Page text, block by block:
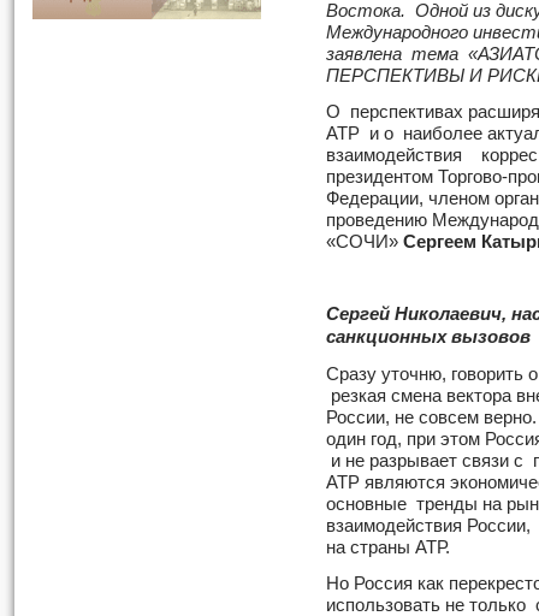
Востока. Одной из
Международного
заявлена тема
ПЕРСПЕКТИВЫ И
О перспективах
АТР и о наиболее
взаимодействия
президентом Торгово-
Федерации, членом
проведению
«СОЧИ» Сергеем
Сергей Николаевич,
санкционных вызовов
Сразу уточню, говорить
резкая смена вектора
России, не совсем
один год, при этом
и не разрывает связи с
АТР являются
основные тренды на
взаимодействия
на страны АТР.
Но Россия как
использовать не